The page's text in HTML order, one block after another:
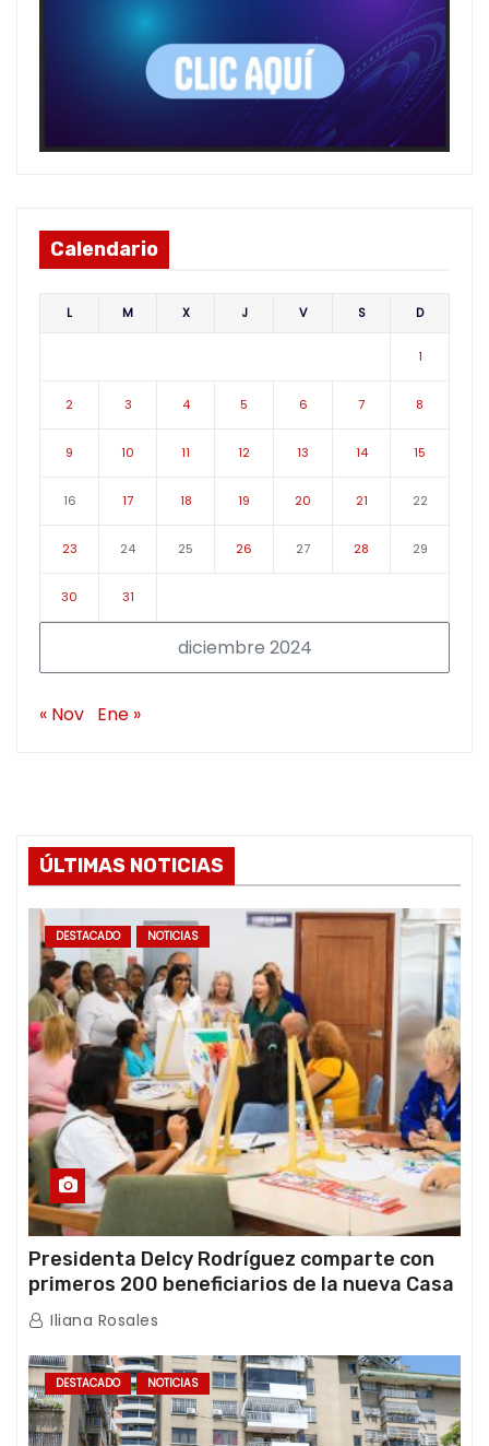
Calendario
diciembre 2024
L M X J V S D
1
2 3 4 5 6 7 8
9 10 11 12 13 14 15
16 17 18 19 20 21 22
23 24 25 26 27 28 29
30 31
« Nov Ene »
ÚLTIMAS NOTICIAS
DESTACADO NOTICIAS
Presidenta Delcy Rodríguez comparte con
primeros 200 beneficiarios de la nueva Casa
de los Abuelos “La Primavera” en Caracas
Iliana Rosales
DESTACADO NOTICIAS